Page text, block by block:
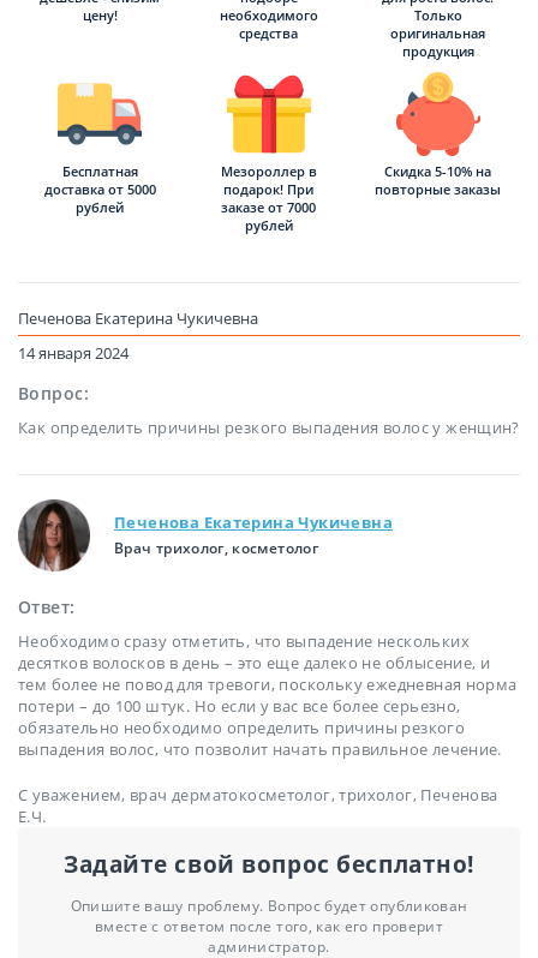
цену!
необходимого
средства
Только
оригинальная
продукция
Бесплатная
доставка от 5000
рублей
Мезороллер в
подарок! При
заказе от 7000
рублей
Скидка 5-10% на
повторные заказы
Печенова Екатерина Чукичевна
14 января 2024
Вопрос:
Как определить причины резкого выпадения волос у женщин?
Печенова Екатерина Чукичевна
Врач трихолог, косметолог
Ответ:
Необходимо сразу отметить, что выпадение нескольких
десятков волосков в день – это еще далеко не облысение, и
тем более не повод для тревоги, поскольку ежедневная норма
потери – до 100 штук. Но если у вас все более серьезно,
обязательно необходимо определить причины резкого
выпадения волос, что позволит начать правильное лечение.
С уважением, врач дерматокосметолог, трихолог, Печенова
Е.Ч.
Задайте свой вопрос бесплатно!
Опишите вашу проблему. Вопрос будет опубликован
вместе с ответом после того, как его проверит
администратор.